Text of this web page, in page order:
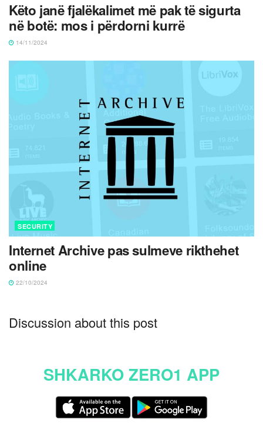
Këto janë fjalëkalimet më pak të sigurta
në botë: mos i përdorni kurrë
14/11/2024
SECURITY
Internet Archive pas sulmeve rikthehet
online
22/10/2024
Discussion about this post
SHKARKO ZERO1 APP